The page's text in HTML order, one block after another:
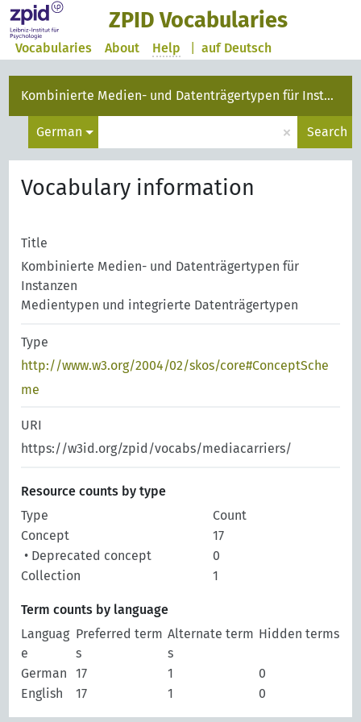
ZPID Vocabularies
auf Deutsch
Vocabularies About Help
Kombinierte Medien- und Datenträgertypen für Instanzen
German × Search
Vocabulary information
Title
Kombinierte Medien- und Datenträgertypen für
Instanzen
Medientypen und integrierte Datenträgertypen
Type
http://www.w3.org/2004/02/skos/core#ConceptSche
me
URI
https://w3id.org/zpid/vocabs/mediacarriers/
Resource counts by type
Type
Count
Concept
17
• Deprecated concept
0
Collection
1
Term counts by language
Languag
e
Preferred term
s
Alternate term
s
Hidden terms
German 17 1
0
English
17 1 0